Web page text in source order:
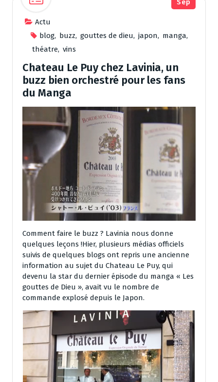
Actu
blog, buzz, gouttes de dieu, japon, manga,
théatre, vins
Sep
Chateau Le Puy chez Lavinia, un
buzz bien orchestré pour les fans
du Manga
Comment faire le buzz ? Lavinia nous donne
quelques leçons !Hier, plusieurs médias officiels
suivis de quelques blogs ont repris une ancienne
information au sujet du Chateau Le Puy, qui
devenu la star du dernier épisode du manga « Les
gouttes de Dieu », avait vu le nombre de
commande explosé depuis le Japon.